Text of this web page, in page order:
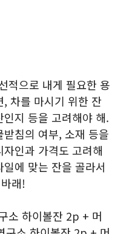
적으로 내게 필요한 용
차를 마시기 위한 잔
지 등을 고려해야 해.
침의 여부, 소재 등을
인과 가격도 고려해
에 맞는 잔을 골라서
래!
소 하이볼잔 2p + 머